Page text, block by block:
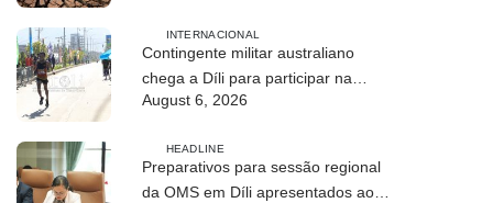
INTERNACIONAL
Contingente militar australiano
chega a Díli para participar na
Maratona Internacional de 2026
August 6, 2026
HEADLINE
Preparativos para sessão regional
da OMS em Díli apresentados ao